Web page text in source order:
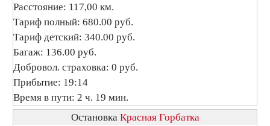
Расстояние: 117,00 км.
Тариф полный: 680.00 руб.
Тариф детский: 340.00 руб.
Багаж: 136.00 руб.
Добровол. страховка: 0 руб.
Прибытие: 19:14
Время в пути: 2 ч. 19 мин.
Остановка Красная Горбатка